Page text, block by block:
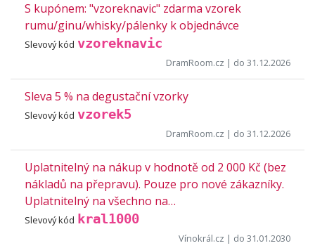
S kupónem: "vzoreknavic" zdarma vzorek
rumu/ginu/whisky/pálenky k objednávce
Slevový kód vzoreknavic
DramRoom.cz | do 31.12.2026
Sleva 5 % na degustační vzorky
Slevový kód vzorek5
DramRoom.cz | do 31.12.2026
Uplatnitelný na nákup v hodnotě od 2 000 Kč (bez
nákladů na přepravu). Pouze pro nové zákazníky.
Uplatnitelný na všechno na…
Slevový kód kral1000
Vínokrál.cz | do 31.01.2030